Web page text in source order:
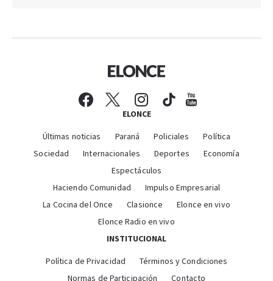
ELONCE
Últimas noticias Paraná Policiales
Política
Sociedad
Internacionales Deportes
Economía
Espectáculos
Haciendo Comunidad
Impulso Empresarial
La Cocina del Once
Clasionce
Elonce en vivo
Elonce Radio en vivo
INSTITUCIONAL
Política de Privacidad
Términos y Condiciones
Normas de Participación
Contacto